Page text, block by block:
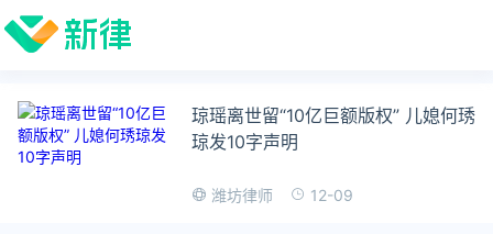
琼瑶离世留“10亿巨额版权” 儿媳何琇
琼发10字声明
潍坊律师 12-09